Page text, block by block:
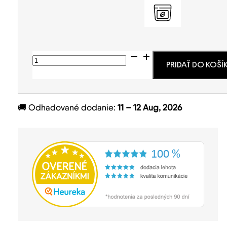
množstvo
Peru
Washed
PRIDAŤ DO
🚚 Odhadované dodanie:11 – 12 Aug, 2026